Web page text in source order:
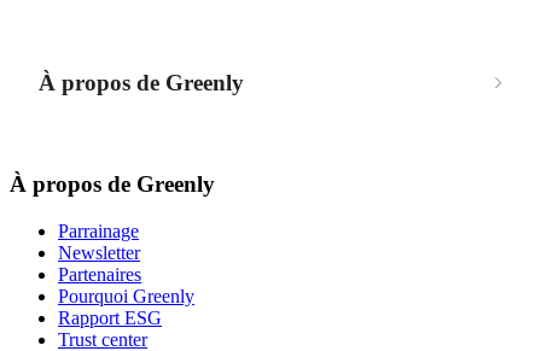
À propos de Greenly
À propos de Greenly
Parrainage
Newsletter
Partenaires
Pourquoi Greenly
Rapport ESG
Trust center